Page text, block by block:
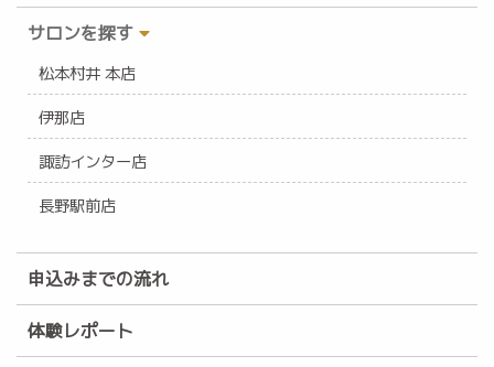
サロンを探す
松本村井 本店
伊那店
諏訪インター店
長野駅前店
申込みまでの流れ
体験レポート